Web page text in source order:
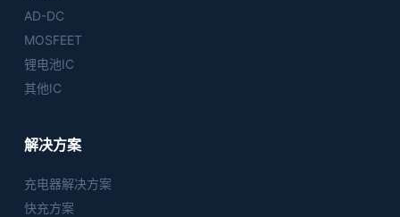
AD-DC
MOSFEET
锂电池IC
其他IC
解决方案
充电器解决方案
快充方案